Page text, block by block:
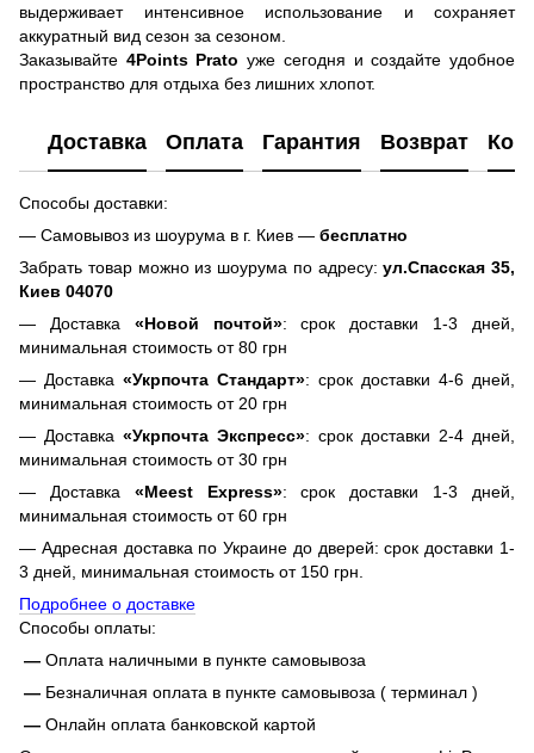
выдерживает интенсивное использование и сохраняет
аккуратный вид сезон за сезоном.
Заказывайте 4Points Prato уже сегодня и создайте удобное
пространство для отдыха без лишних хлопот.
Доставка Оплата Гарантия Возврат
Способы доставки:
— Самовывоз из шоурума в г. Киев — бесплатно
Забрать товар можно из шоурума по адресу:ул.Спасская 35,
Киев 04070
— Доставка «Новой почтой»: срок доставки 1-3 дней,
минимальная стоимость от 80 грн
— Доставка «Укрпочта Стандарт»: срок доставки 4-6 дней,
минимальная стоимость от 20 грн
— Доставка «Укрпочта Экспресс»: срок доставки 2-4 дней,
минимальная стоимость от 30 грн
— Доставка «Meest Express»: срок доставки 1-3 дней,
минимальная стоимость от 60 грн
— Адресная доставка по Украине до дверей: срок доставки 1-
3 дней, минимальная стоимость от 150 грн.
Подробнее о доставке
Способы оплаты:
— Оплата наличными в пункте самовывоза
— Безналичная оплата в пункте самовывоза ( терминал )
— Онлайн оплата банковской картой